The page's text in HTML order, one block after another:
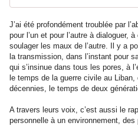
J’ai été profondément troublée par
pour l’un et pour l’autre à dialoguer,
soulager les maux de l’autre. Il y a
la transmission, dans l’instant pour
qui s’insinue dans tous les pores, à
le temps de la guerre civile au
décennies, le temps de deux
A travers leurs voix, c’est aussi le
personnelle à un environnement,